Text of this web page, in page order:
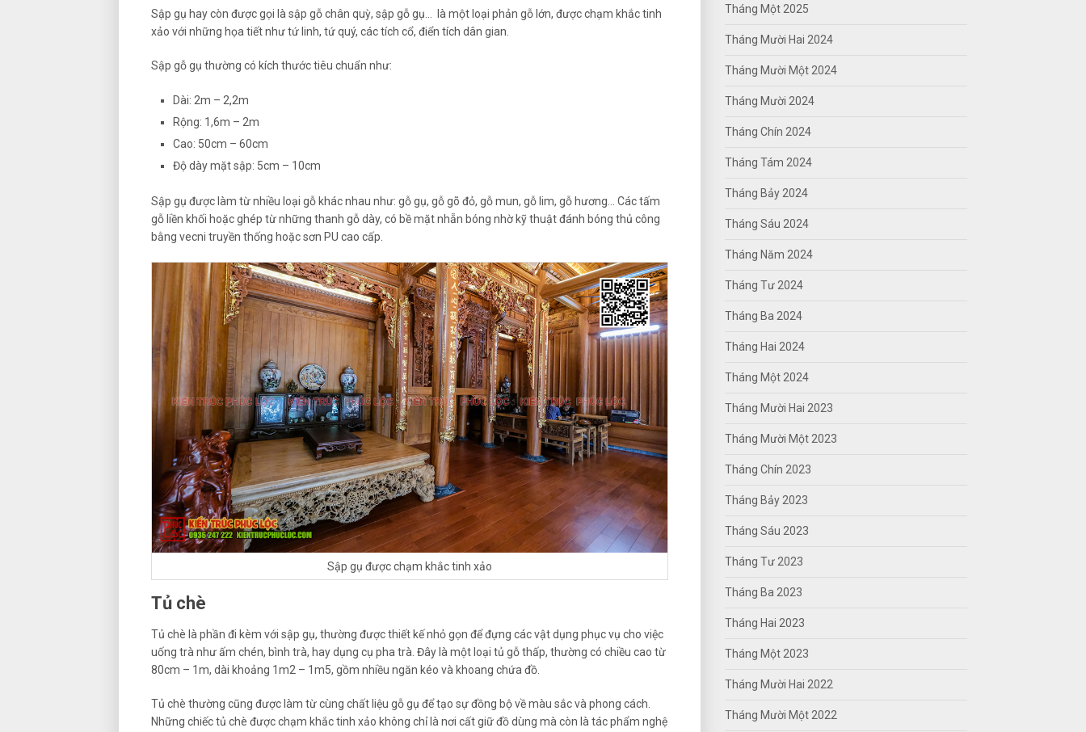
Sập gụ hay còn được gọi là sập gỗ chân quỳ, sập gỗ gụ… là một loại phản gỗ lớn, được chạm khắc tinh
xảo với những họa tiết như tứ linh, tứ quý, các tích cổ, điển tích dân gian.
Sập gỗ gụ thường có kích thước tiêu chuẩn như:
Dài: 2m – 2,2m
Rộng: 1,6m – 2m
Cao: 50cm – 60cm
Độ dày mặt sập: 5cm – 10cm
Sập gụ được làm từ nhiều loại gỗ khác nhau như: gỗ gụ, gỗ gõ đỏ, gỗ mun, gỗ lim, gỗ hương… Các tấm
gỗ liền khối hoặc ghép từ những thanh gỗ dày, có bề mặt nhẵn bóng nhờ kỹ thuật đánh bóng thủ công
bằng vecni truyền thống hoặc sơn PU cao cấp.
Sập gụ được chạm khắc tinh xảo
Tủ chè
Tủ chè là phần đi kèm với sập gụ, thường được thiết kế nhỏ gọn để đựng các vật dụng phục vụ cho việc
uống trà như ấm chén, bình trà, hay dụng cụ pha trà. Đây là một loại tủ gỗ thấp, thường có chiều cao từ
80cm – 1m, dài khoảng 1m2 – 1m5, gồm nhiều ngăn kéo và khoang chứa đồ.
Tủ chè thường cũng được làm từ cùng chất liệu gỗ gụ để tạo sự đồng bộ về màu sắc và phong cách.
Những chiếc tủ chè được chạm khắc tinh xảo không chỉ là nơi cất giữ đồ dùng mà còn là tác phẩm nghệ
Tháng Một 2025
Tháng Mười Hai 2024
Tháng Mười Một 2024
Tháng Mười 2024
Tháng Chín 2024
Tháng Tám 2024
Tháng Bảy 2024
Tháng Sáu 2024
Tháng Năm 2024
Tháng Tư 2024
Tháng Ba 2024
Tháng Hai 2024
Tháng Một 2024
Tháng Mười Hai 2023
Tháng Mười Một 2023
Tháng Chín 2023
Tháng Bảy 2023
Tháng Sáu 2023
Tháng Tư 2023
Tháng Ba 2023
Tháng Hai 2023
Tháng Một 2023
Tháng Mười Hai 2022
Tháng Mười Một 2022